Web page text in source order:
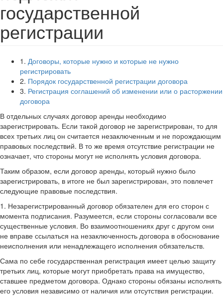
государственной
регистрации
1. Договоры, которые нужно и которые не нужно
регистрировать
2. Порядок государственной регистрации договора
3. Регистрация соглашений об изменении или о расторжении
договора
В отдельных случаях договор аренды необходимо
зарегистрировать. Если такой договор не зарегистрирован, то для
всех третьих лиц он считается незаключенным и не порождающим
правовых последствий. В то же время отсутствие регистрации не
означает, что стороны могут не исполнять условия договора.
Таким образом, если договор аренды, который нужно было
зарегистрировать, в итоге не был зарегистрирован, это повлечет
следующие правовые последствия.
1. Незарегистрированный договор обязателен для его сторон с
момента подписания. Разумеется, если стороны согласовали все
существенные условия. Во взаимоотношениях друг с другом они
не вправе ссылаться на незаключенность договора в обоснование
неисполнения или ненадлежащего исполнения обязательств.
Сама по себе государственная регистрация имеет целью защиту
третьих лиц, которые могут приобретать права на имущество,
ставшее предметом договора. Однако стороны обязаны исполнять
его условия независимо от наличия или отсутствия регистрации.